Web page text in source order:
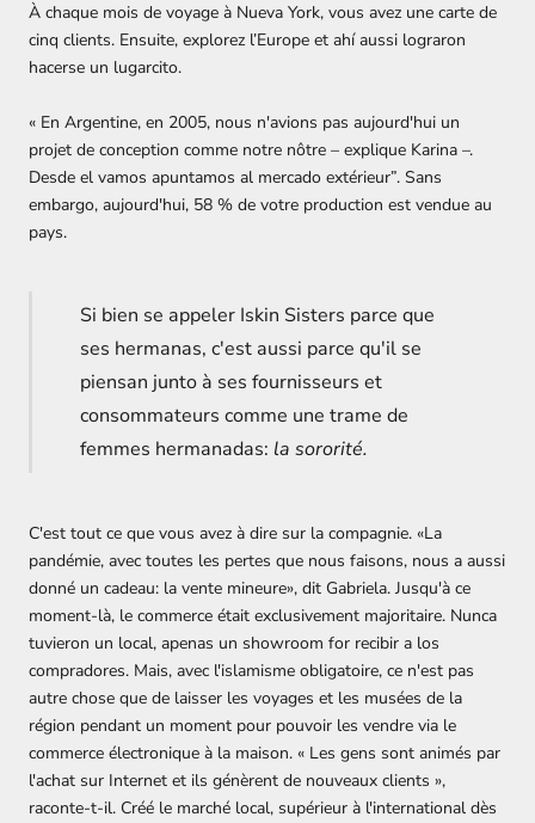
À chaque mois de voyage à Nueva York, vous avez une carte de
cinq clients. Ensuite, explorez l’Europe et ahí aussi lograron
hacerse un lugarcito.
« En Argentine, en 2005, nous n'avions pas aujourd'hui un
projet de conception comme notre nôtre – explique Karina –.
Desde el vamos apuntamos al mercado extérieur”. Sans
embargo, aujourd'hui, 58 % de votre production est vendue au
pays.
Si bien se appeler Iskin Sisters parce que
ses hermanas, c'est aussi parce qu'il se
piensan junto à ses fournisseurs et
consommateurs comme une trame de
femmes hermanadas: la sororité.
C'est tout ce que vous avez à dire sur la compagnie. «La
pandémie, avec toutes les pertes que nous faisons, nous a aussi
donné un cadeau: la vente mineure», dit Gabriela. Jusqu'à ce
moment-là, le commerce était exclusivement majoritaire. Nunca
tuvieron un local, apenas un showroom for recibir a los
compradores. Mais, avec l'islamisme obligatoire, ce n'est pas
autre chose que de laisser les voyages et les musées de la
région pendant un moment pour pouvoir les vendre via le
commerce électronique à la maison. « Les gens sont animés par
l'achat sur Internet et ils génèrent de nouveaux clients »,
raconte-t-il. Créé le marché local, supérieur à l'international dès